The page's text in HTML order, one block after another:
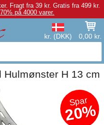
Fragt fra 39 kr. Gratis fra 499 kr.
på 4000 varer.
kr. (DKK) 0,00 kr.
H 13 cm
Spar
20%